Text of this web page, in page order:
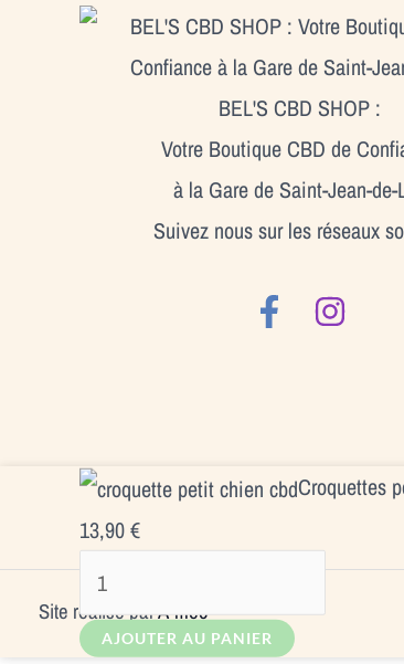
BEL'S CBD SHOP :
Votre Boutique CBD de
à la Gare de Saint-Jean-de-
Suivez nous sur les réseaux
Site réalisé parA-méo
Croquettes
13,90€
quantité
de
Croquettes
pour
petitAJOUTER AU PANIER